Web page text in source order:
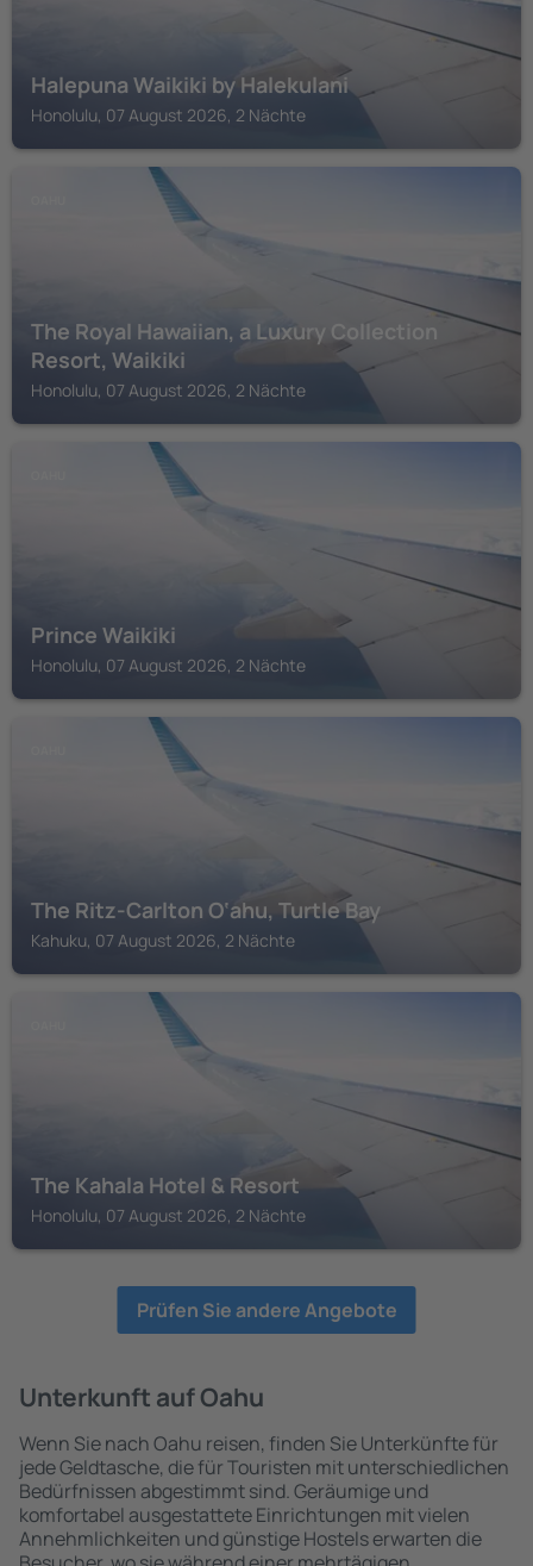
Halepuna Waikiki by Halekulani
Honolulu, 07 August 2026, 2 Nächte
The Royal Hawaiian, a Luxury Collection
Resort, Waikiki
Honolulu, 07 August 2026, 2 Nächte
Prince Waikiki
Honolulu, 07 August 2026, 2 Nächte
The Ritz-Carlton O‘ahu, Turtle Bay
Kahuku, 07 August 2026, 2 Nächte
The Kahala Hotel & Resort
Honolulu, 07 August 2026, 2 Nächte
Prüfen Sie andere Angebote
Unterkunft auf Oahu
Wenn Sie nach Oahu reisen, finden Sie Unterkünfte für
jede Geldtasche, die für Touristen mit unterschiedlichen
Bedürfnissen abgestimmt sind. Geräumige und
komfortabel ausgestattete Einrichtungen mit vielen
Annehmlichkeiten und günstige Hostels erwarten die